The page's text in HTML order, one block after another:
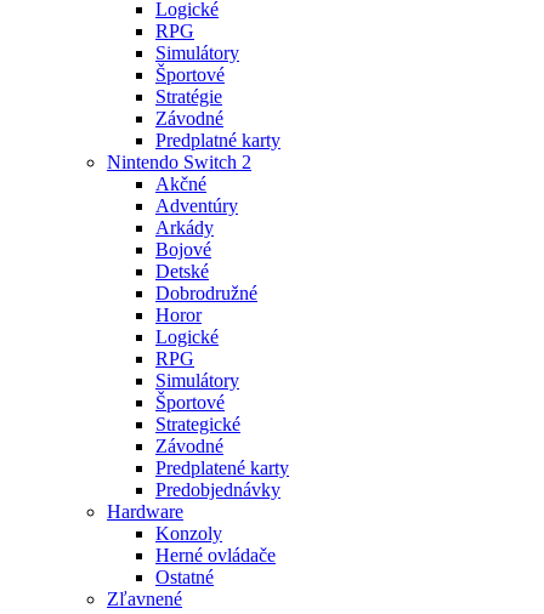
Logické
RPG
Simulátory
Športové
Stratégie
Závodné
Predplatné karty
Nintendo Switch 2
Akčné
Adventúry
Arkády
Bojové
Detské
Dobrodružné
Horor
Logické
RPG
Simulátory
Športové
Strategické
Závodné
Predplatené karty
Predobjednávky
Hardware
Konzoly
Herné ovládače
Ostatné
Zľavnené